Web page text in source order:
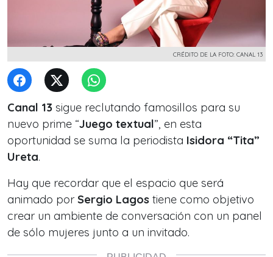
CRÉDITO DE LA FOTO: CANAL 13
Canal 13 sigue reclutando famosillos para su
nuevo prime “Juego textual”, en esta
oportunidad se suma la periodista Isidora “Tita”
Ureta.
Hay que recordar que el espacio que será
animado por Sergio Lagos tiene como objetivo
crear un ambiente de conversación con un panel
de sólo mujeres junto a un invitado.